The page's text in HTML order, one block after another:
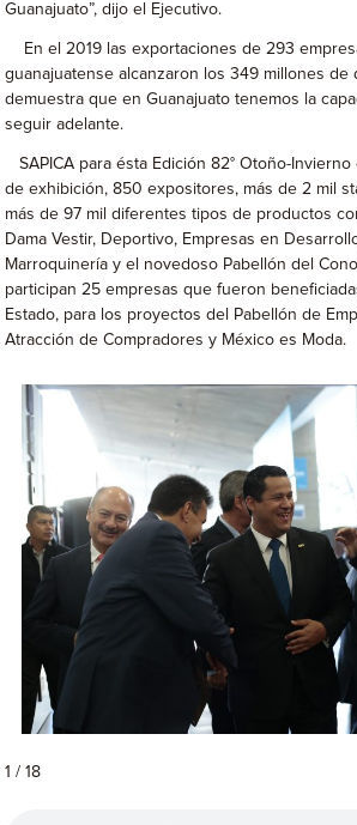
Guanajuato”, dijo el Ejecutivo.
En el 2019 las exportaciones de 293
guanajuatense alcanzaron los 349 millones de
demuestra que en Guanajuato tenemos la
seguir adelante.
SAPICA para ésta Edición 82° Otoño-
de exhibición, 850 expositores, más de 2 mil
más de 97 mil diferentes tipos de productos
Dama Vestir, Deportivo, Empresas en
Marroquinería y el novedoso Pabellón del
participan 25 empresas que fueron
Estado, para los proyectos del Pabellón de
Atracción de Compradores y México es Moda.
1 / 18